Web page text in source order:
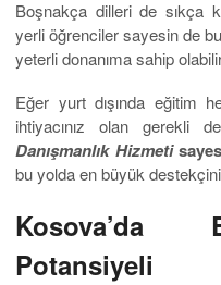
Boşnakça dilleri de sıkça
yerli öğrenciler sayesin de
yeterli donanıma sahip
Eğer yurt dışında eğitim
ihtiyacınız olan gerekli
Danışmanlık Hizmeti
bu yolda en büyük
Kosova’da
Potansiyeli